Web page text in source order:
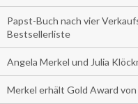
Papst-Buch nach vier
Bestsellerliste
Angela Merkel und Julia
Merkel erhält Gold Award